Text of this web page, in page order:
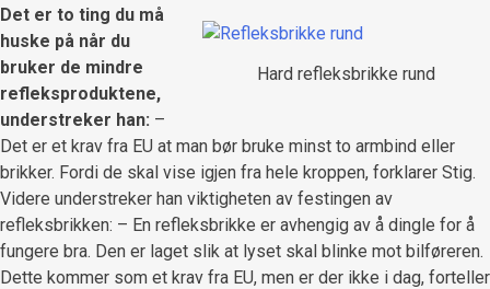
Hard refleksbrikke rund
Det er to ting du må
huske på når du
bruker de mindre
refleksproduktene,
understreker han: –
Det er et krav fra EU at man bør bruke minst to armbind eller
brikker. Fordi de skal vise igjen fra hele kroppen, forklarer Stig.
Videre understreker han viktigheten av festingen av
refleksbrikken: – En refleksbrikke er avhengig av å dingle for å
fungere bra. Den er laget slik at lyset skal blinke mot bilføreren.
Dette kommer som et krav fra EU, men er der ikke i dag, forteller